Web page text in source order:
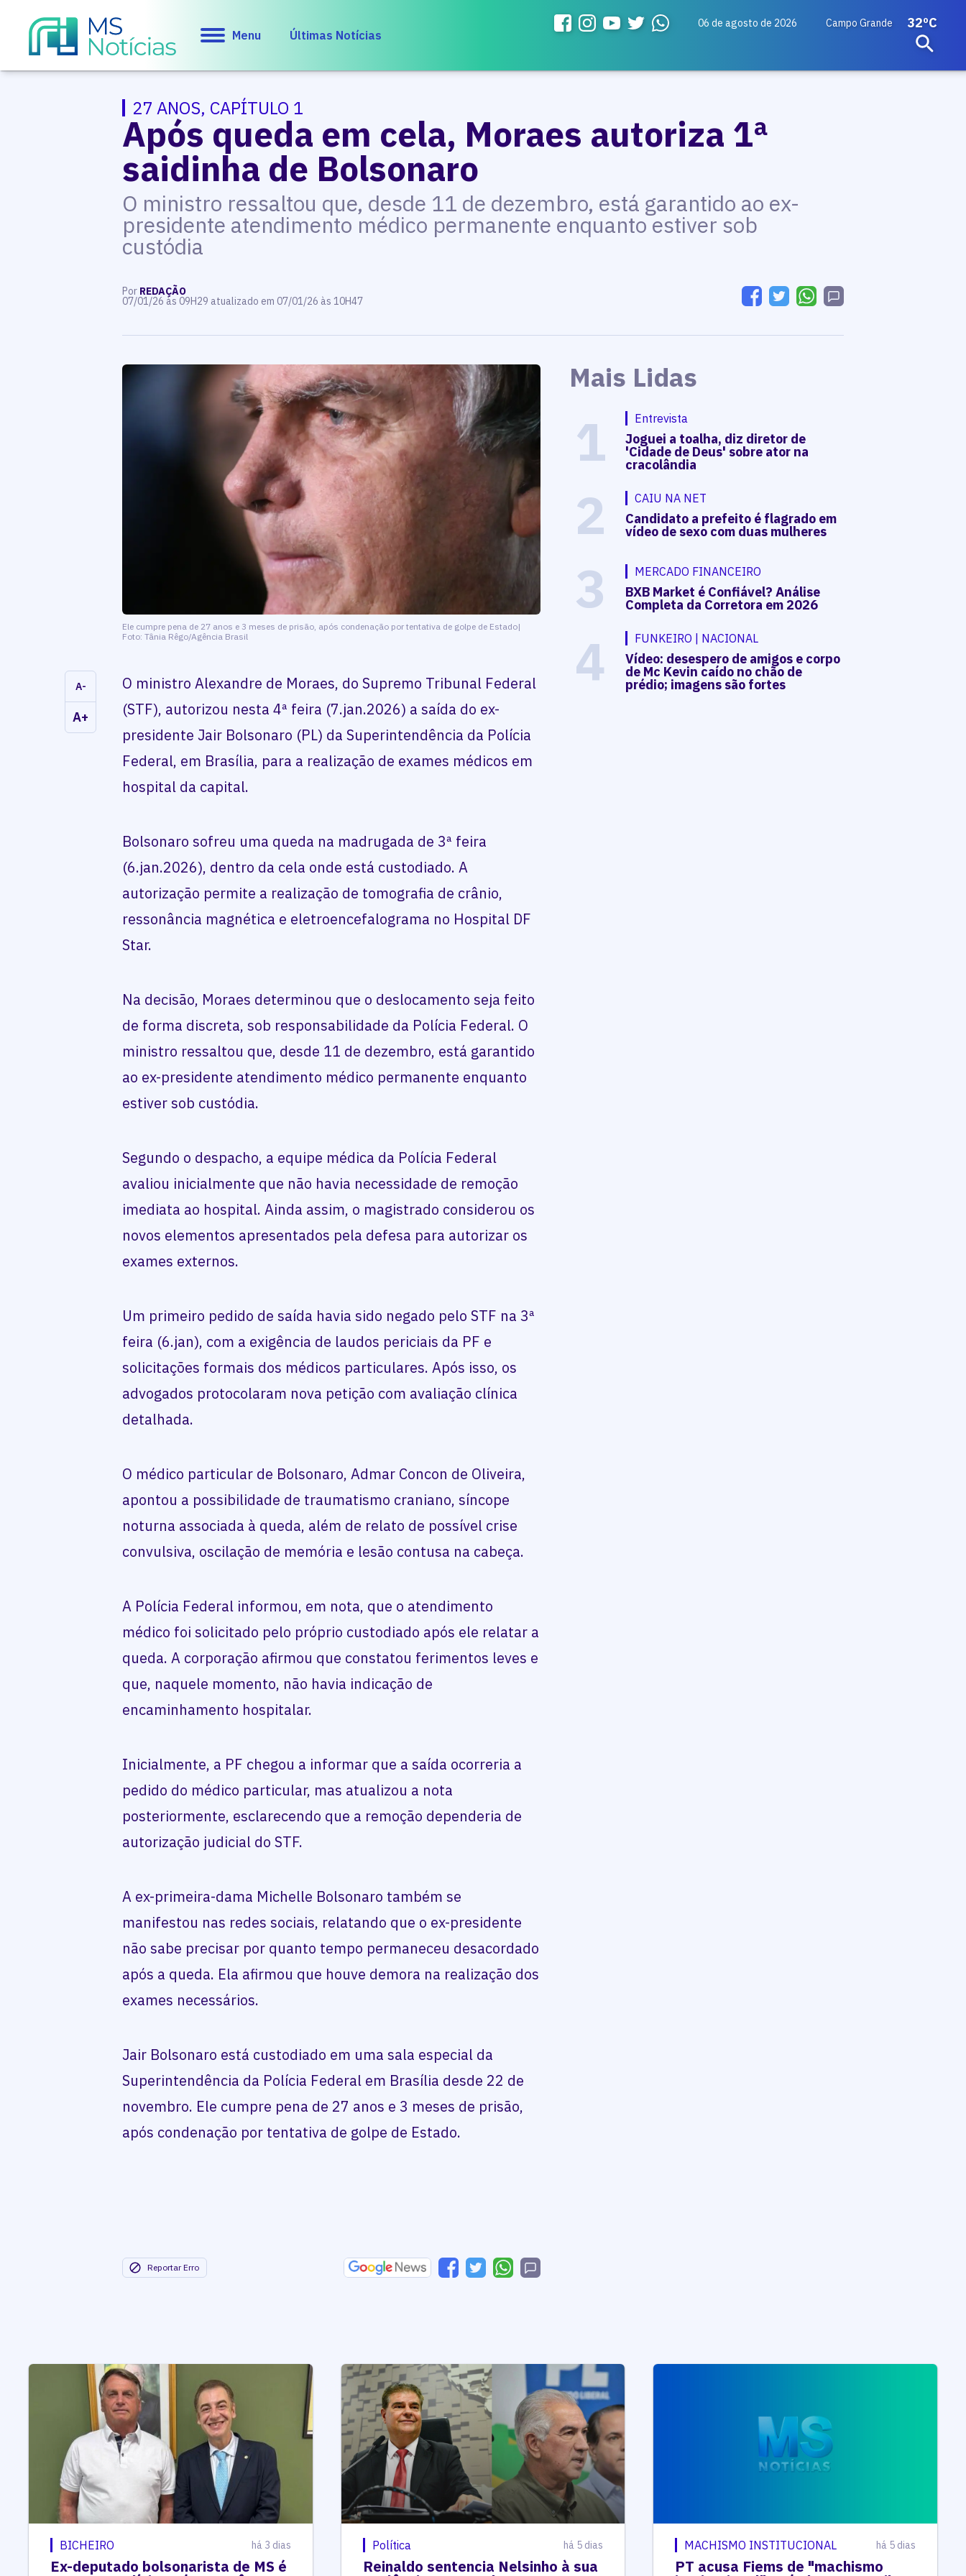
Menu Últimas Notícias
06 de agosto de 2026 Campo Grande 32ºC
27 ANOS, CAPÍTULO 1
Após queda em cela, Moraes autoriza 1ª
saidinha de Bolsonaro
O ministro ressaltou que, desde 11 de dezembro, está garantido ao ex-
presidente atendimento médico permanente enquanto estiver sob
custódia
Por REDAÇÃO
07/01/26 às 09H29 atualizado em 07/01/26 às 10H47
Ele cumpre pena de 27 anos e 3 meses de prisão, após condenação por tentativa de golpe de Estado|
Foto: Tânia Rêgo/Agência Brasil
A-
A+
O ministro Alexandre de Moraes, do Supremo Tribunal Federal
(STF), autorizou nesta 4ª feira (7.jan.2026) a saída do ex-
presidente Jair Bolsonaro (PL) da Superintendência da Polícia
Federal, em Brasília, para a realização de exames médicos em
hospital da capital.
Bolsonaro sofreu uma queda na madrugada de 3ª feira
(6.jan.2026), dentro da cela onde está custodiado. A
autorização permite a realização de tomografia de crânio,
ressonância magnética e eletroencefalograma no Hospital DF
Star.
Na decisão, Moraes determinou que o deslocamento seja feito
de forma discreta, sob responsabilidade da Polícia Federal. O
ministro ressaltou que, desde 11 de dezembro, está garantido
ao ex-presidente atendimento médico permanente enquanto
estiver sob custódia.
Segundo o despacho, a equipe médica da Polícia Federal
avaliou inicialmente que não havia necessidade de remoção
imediata ao hospital. Ainda assim, o magistrado considerou os
novos elementos apresentados pela defesa para autorizar os
exames externos.
Um primeiro pedido de saída havia sido negado pelo STF na 3ª
feira (6.jan), com a exigência de laudos periciais da PF e
solicitações formais dos médicos particulares. Após isso, os
advogados protocolaram nova petição com avaliação clínica
detalhada.
O médico particular de Bolsonaro, Admar Concon de Oliveira,
apontou a possibilidade de traumatismo craniano, síncope
noturna associada à queda, além de relato de possível crise
convulsiva, oscilação de memória e lesão contusa na cabeça.
A Polícia Federal informou, em nota, que o atendimento
médico foi solicitado pelo próprio custodiado após ele relatar a
queda. A corporação afirmou que constatou ferimentos leves e
que, naquele momento, não havia indicação de
encaminhamento hospitalar.
Inicialmente, a PF chegou a informar que a saída ocorreria a
pedido do médico particular, mas atualizou a nota
posteriormente, esclarecendo que a remoção dependeria de
autorização judicial do STF.
A ex-primeira-dama Michelle Bolsonaro também se
manifestou nas redes sociais, relatando que o ex-presidente
não sabe precisar por quanto tempo permaneceu desacordado
após a queda. Ela afirmou que houve demora na realização dos
exames necessários.
Jair Bolsonaro está custodiado em uma sala especial da
Superintendência da Polícia Federal em Brasília desde 22 de
novembro. Ele cumpre pena de 27 anos e 3 meses de prisão,
após condenação por tentativa de golpe de Estado.
Reportar Erro
Mais Lidas
1 Entrevista
Joguei a toalha, diz diretor de
'Cidade de Deus' sobre ator na
cracolândia
2 CAIU NA NET
Candidato a prefeito é flagrado em
vídeo de sexo com duas mulheres
3 MERCADO FINANCEIRO
BXB Market é Confiável? Análise
Completa da Corretora em 2026
4 FUNKEIRO | NACIONAL
Vídeo: desespero de amigos e corpo
de Mc Kevin caído no chão de
prédio; imagens são fortes
BICHEIRO há 3 dias
Ex-deputado bolsonarista de MS é
Política há 5 dias
Reinaldo sentencia Nelsinho à sua
MACHISMO INSTITUCIONAL há 5 dias
PT acusa Fiems de "machismo